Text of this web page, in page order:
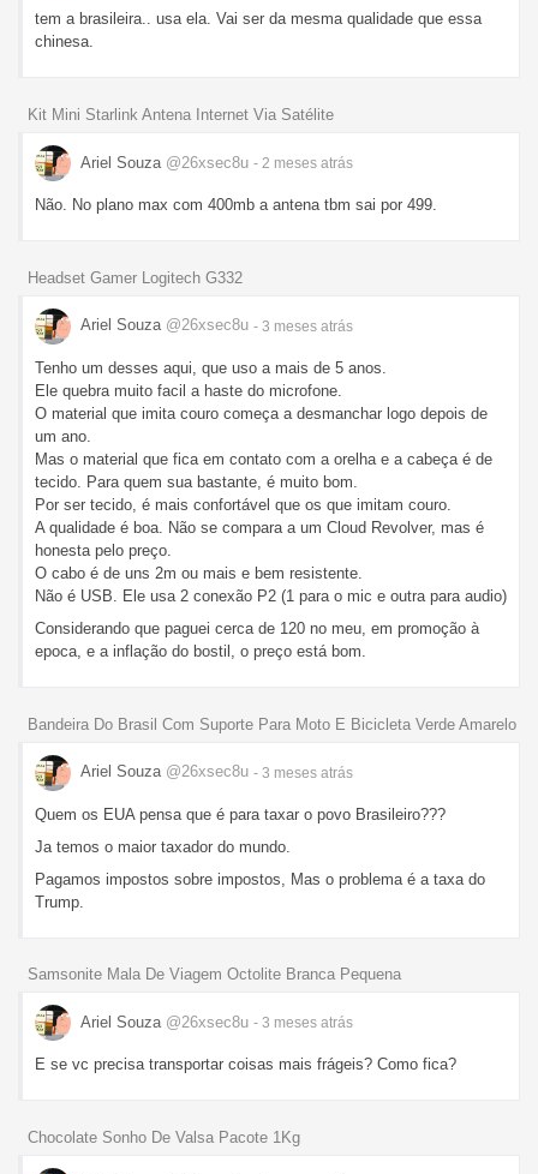
tem a brasileira.. usa ela. Vai ser da mesma qualidade que essa
chinesa.
Kit Mini Starlink Antena Internet Via Satélite
Ariel Souza @26xsec8u - 2 meses atrás
Não. No plano max com 400mb a antena tbm sai por 499.
Headset Gamer Logitech G332
Ariel Souza @26xsec8u - 3 meses atrás
Tenho um desses aqui, que uso a mais de 5 anos.
Ele quebra muito facil a haste do microfone.
O material que imita couro começa a desmanchar logo depois de
um ano.
Mas o material que fica em contato com a orelha e a cabeça é de
tecido. Para quem sua bastante, é muito bom.
Por ser tecido, é mais confortável que os que imitam couro.
A qualidade é boa. Não se compara a um Cloud Revolver, mas é
honesta pelo preço.
O cabo é de uns 2m ou mais e bem resistente.
Não é USB. Ele usa 2 conexão P2 (1 para o mic e outra para audio)
Considerando que paguei cerca de 120 no meu, em promoção à
epoca, e a inflação do bostil, o preço está bom.
Bandeira Do Brasil Com Suporte Para Moto E Bicicleta Verde Amarelo
Ariel Souza @26xsec8u - 3 meses atrás
Quem os EUA pensa que é para taxar o povo Brasileiro???
Ja temos o maior taxador do mundo.
Pagamos impostos sobre impostos, Mas o problema é a taxa do
Trump.
Samsonite Mala De Viagem Octolite Branca Pequena
Ariel Souza @26xsec8u - 3 meses atrás
E se vc precisa transportar coisas mais frágeis? Como fica?
Chocolate Sonho De Valsa Pacote 1Kg